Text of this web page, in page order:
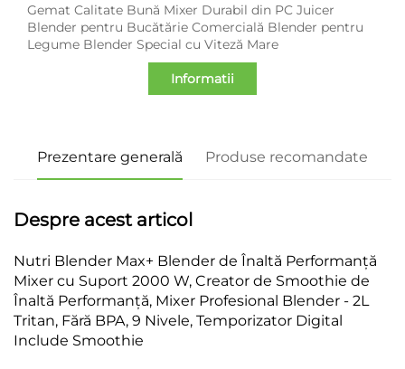
Gemat Calitate Bună Mixer Durabil din PC Juicer
Blender pentru Bucătărie Comercială Blender pentru
Legume Blender Special cu Viteză Mare
Informatii
Prezentare generală Produse recomandate
Despre acest articol
Nutri Blender Max+ Blender de Înaltă Performanță
Mixer cu Suport 2000 W, Creator de Smoothie de
Înaltă Performanță, Mixer Profesional Blender - 2L
Tritan, Fără BPA, 9 Nivele, Temporizator Digital
Include Smoothie